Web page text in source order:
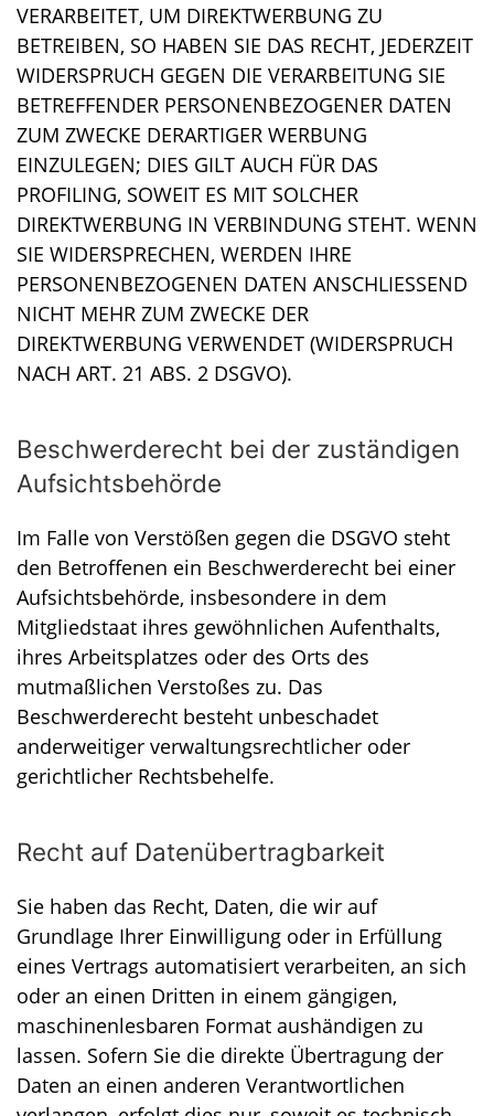
VERARBEITET, UM DIREKTWERBUNG ZU
BETREIBEN, SO HABEN SIE DAS RECHT, JEDERZEIT
WIDERSPRUCH GEGEN DIE VERARBEITUNG SIE
BETREFFENDER PERSONENBEZOGENER DATEN
ZUM ZWECKE DERARTIGER WERBUNG
EINZULEGEN; DIES GILT AUCH FÜR DAS
PROFILING, SOWEIT ES MIT SOLCHER
DIREKTWERBUNG IN VERBINDUNG STEHT. WENN
SIE WIDERSPRECHEN, WERDEN IHRE
PERSONENBEZOGENEN DATEN ANSCHLIESSEND
NICHT MEHR ZUM ZWECKE DER
DIREKTWERBUNG VERWENDET (WIDERSPRUCH
NACH ART. 21 ABS. 2 DSGVO).
Beschwerde­recht bei der zuständigen
Aufsichts­behörde
Im Falle von Verstößen gegen die DSGVO steht
den Betroffenen ein Beschwerderecht bei einer
Aufsichtsbehörde, insbesondere in dem
Mitgliedstaat ihres gewöhnlichen Aufenthalts,
ihres Arbeitsplatzes oder des Orts des
mutmaßlichen Verstoßes zu. Das
Beschwerderecht besteht unbeschadet
anderweitiger verwaltungsrechtlicher oder
gerichtlicher Rechtsbehelfe.
Recht auf Daten­übertrag­barkeit
Sie haben das Recht, Daten, die wir auf
Grundlage Ihrer Einwilligung oder in Erfüllung
eines Vertrags automatisiert verarbeiten, an sich
oder an einen Dritten in einem gängigen,
maschinenlesbaren Format aushändigen zu
lassen. Sofern Sie die direkte Übertragung der
Daten an einen anderen Verantwortlichen